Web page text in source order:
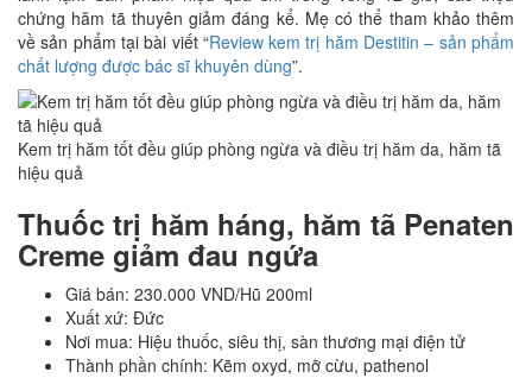
chứng hăm tã thuyên giảm đáng kể. Mẹ có thể tham khảo thêm
về sản phẩm tại bài viết “Review kem trị hăm Destitin – sản phẩm
chất lượng được bác sĩ khuyên dùng”.
Kem trị hăm tốt đều giúp phòng ngừa và điều trị hăm da, hăm tã
hiệu quả
Thuốc trị hăm háng, hăm tã Penaten
Creme giảm đau ngứa
Giá bán: 230.000 VND/Hũ 200ml
Xuất xứ: Đức
Nơi mua: Hiệu thuốc, siêu thị, sàn thương mại điện tử
Thành phần chính: Kẽm oxyd, mỡ cừu, pathenol